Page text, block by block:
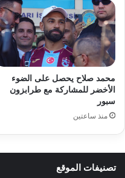
محمد صلاح يحصل على الضوء
الأخضر للمشاركة مع طرابزون
سبور
منذ ساعتين
تصنيفات الموقع